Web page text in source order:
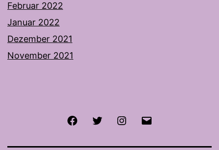
Februar 2022
Januar 2022
Dezember 2021
November 2021
FacebookTwitter Instagram